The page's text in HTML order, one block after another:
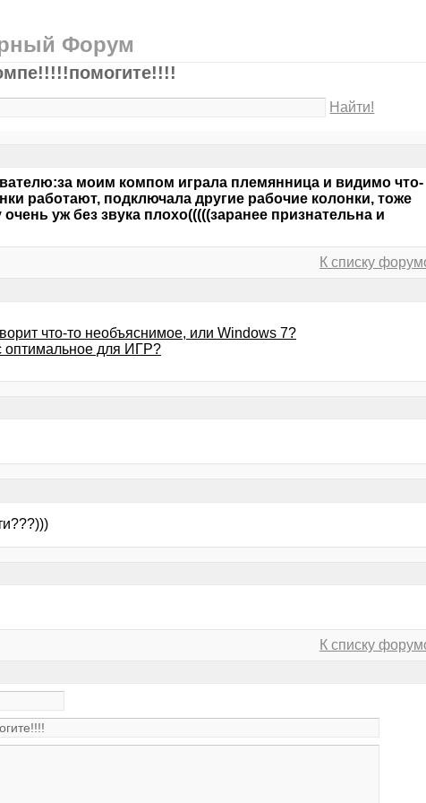
Форум
Найти!
моим компом играла племянница и видимо что-
работают, подключала другие рабочие колонки, тоже
уж без звука плохо(((((заранее признательна и
К списку
что-то необъяснимое, или Windows 7?
оптимальное для ИГР?
К списку